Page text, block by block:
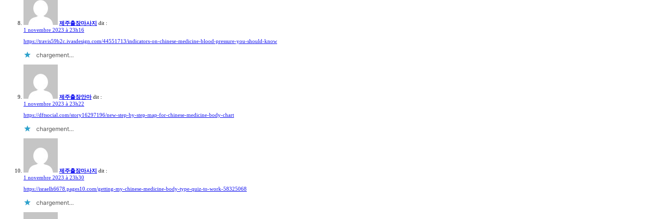
제주출장마사지 dit :
1 novembre 2023 à 23h16
https://travis59b2c.ivasdesign.com/44551713/indicators-on-chinese-medicine-blood-pressure-you-should-know
chargement…
제주출장안마 dit :
1 novembre 2023 à 23h22
https://dftsocial.com/story16297196/new-step-by-step-map-for-chinese-medicine-body-chart
chargement…
제주출장마사지 dit :
1 novembre 2023 à 23h30
https://israelh6678.pages10.com/getting-my-chinese-medicine-body-type-quiz-to-work-58325068
chargement…